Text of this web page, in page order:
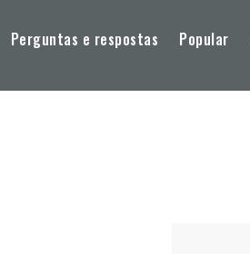
Perguntas e respostas Popular